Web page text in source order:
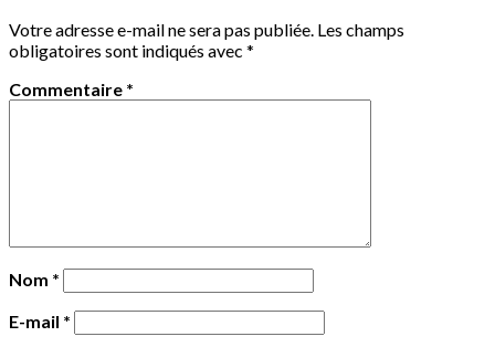
Votre adresse e-mail ne sera pas publiée. Les champs
obligatoires sont indiqués avec *
Commentaire *
Nom *
E-mail *